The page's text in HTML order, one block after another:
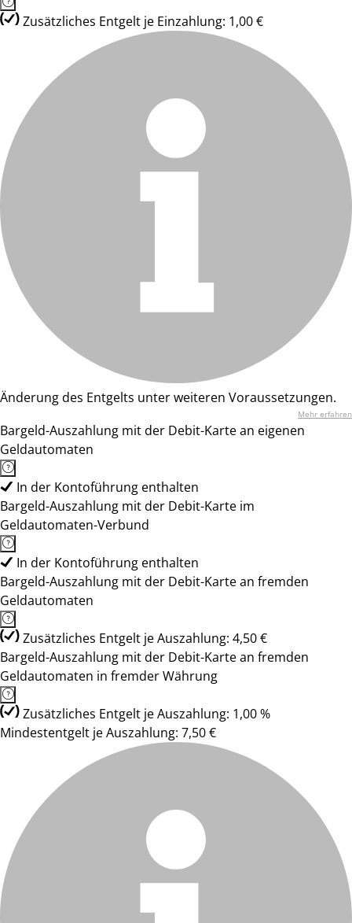
Zusätzliches Entgelt je Einzahlung: 1,00 €
Änderung des Entgelts unter weiteren Voraussetzungen.
Mehr erfahren
Bargeld-Auszahlung mit der Debit-Karte an eigenen
Geldautomaten
In der Kontoführung enthalten
Bargeld-Auszahlung mit der Debit-Karte im
Geldautomaten-Verbund
In der Kontoführung enthalten
Bargeld-Auszahlung mit der Debit-Karte an fremden
Geldautomaten
Zusätzliches Entgelt je Auszahlung: 4,50 €
Bargeld-Auszahlung mit der Debit-Karte an fremden
Geldautomaten in fremder Währung
Zusätzliches Entgelt je Auszahlung: 1,00 %
Mindestentgelt je Auszahlung: 7,50 €